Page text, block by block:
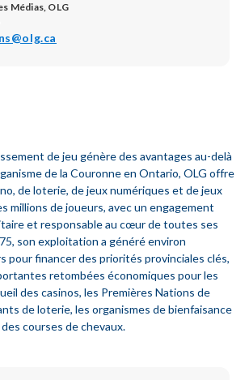
Médias, OLG
de jeu génère des avantages au-delà
de la Couronne en Ontario, OLG offre
de loterie, de jeux numériques et de jeux
millions de joueurs, avec un engagement
et responsable au cœur de toutes ses
son exploitation a généré environ
pour financer des priorités provinciales clés,
retombées économiques pour les
des casinos, les Premières Nations de
de loterie, les organismes de bienfaisance
courses de chevaux.